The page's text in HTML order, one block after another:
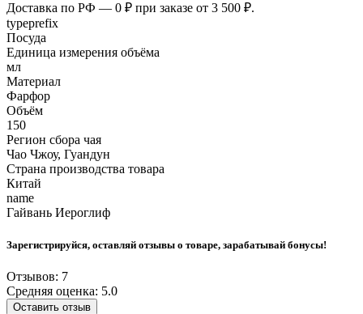
Доставка по РФ — 0 ₽ при заказе от 3 500 ₽.
typeprefix
Посуда
Единица измерения объёма
мл
Материал
Фарфор
Объём
150
Регион сбора чая
Чао Чжоу, Гуандун
Страна производства товара
Китай
name
Гайвань Иероглиф
Зарегистрируйся, оставляй отзывы о товаре, зарабатывай бонусы!
Отзывов: 7
Средняя оценка: 5.0
Оставить отзыв